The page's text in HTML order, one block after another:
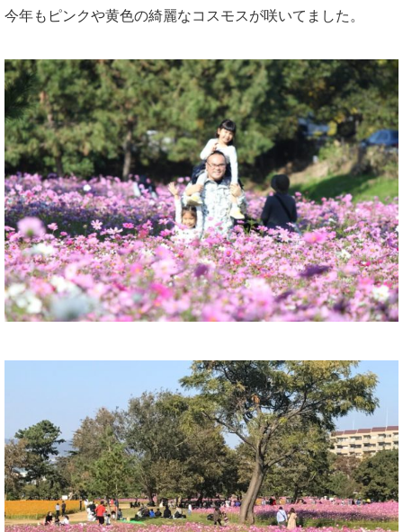
今年もピンクや黄色の綺麗なコスモスが咲いてました。